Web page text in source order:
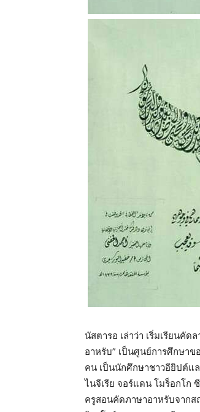
นัสตารอ เล่าว่า เริ่มเรียนคั
อาหรับ” เป็นศูนย์การศึกษา
คน เป็นนักศึกษาชาวอียิปต์แ
ไนจีเรีย จอร์แดน โมร็อกโก
ครูสอนคัดภาษาอาหรับจากส